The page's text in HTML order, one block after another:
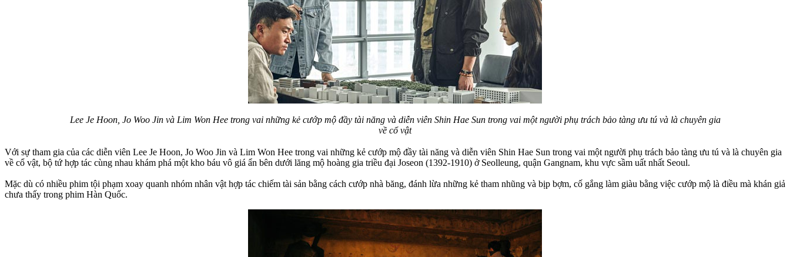
Lee Je Hoon, Jo Woo Jin và Lim Won Hee trong vai những kẻ cướp mộ đầy tài năng và diễn viên Shin Hae Sun trong vai một người phụ trách bảo tàng ưu tú và là chuyên gia
về cổ vật
Với sự tham gia của các diễn viên Lee Je Hoon, Jo Woo Jin và Lim Won Hee trong vai những kẻ cướp mộ đầy tài năng và diễn viên Shin Hae Sun trong vai một người phụ trách bảo tàng ưu tú và là chuyên gia
về cổ vật, bộ tứ hợp tác cùng nhau khám phá một kho báu vô giá ẩn bên dưới lăng mộ hoàng gia triều đại Joseon (1392-1910) ở Seolleung, quận Gangnam, khu vực sầm uất nhất Seoul.
Mặc dù có nhiều phim tội phạm xoay quanh nhóm nhân vật hợp tác chiếm tài sản bằng cách cướp nhà băng, đánh lừa những kẻ tham nhũng và bịp bợm, cố gắng làm giàu bằng việc cướp mộ là điều mà khán giả
chưa thấy trong phim Hàn Quốc.